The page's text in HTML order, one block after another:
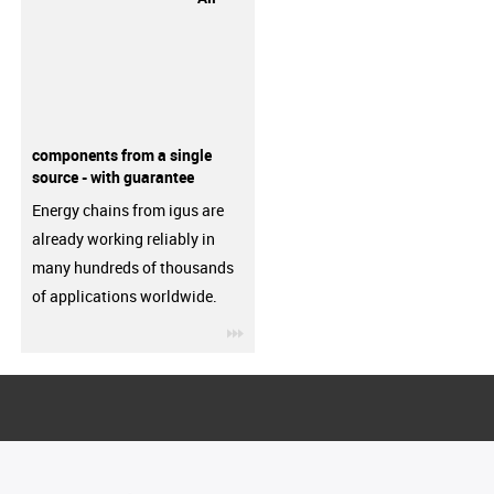
components from a single
source - with guarantee
Energy chains from igus are
already working reliably in
many hundreds of thousands
of applications worldwide.